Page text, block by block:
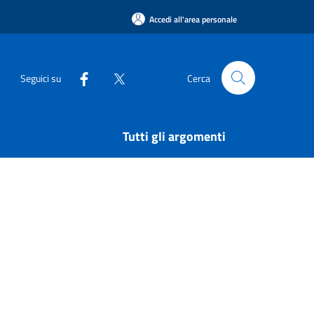
Accedi all'area personale
Seguici su Cerca
Tutti gli argomenti